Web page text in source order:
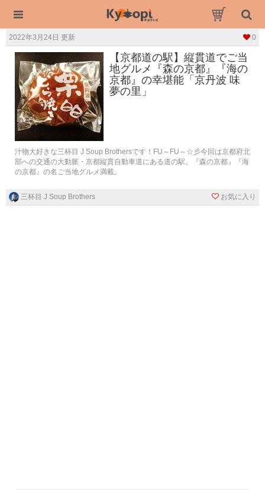
2022年3月24日 更新 0
【京都道の駅】縦貫道でご当
地グルメ『森の京都』『海の
京都』の幸堪能「京丹波 味
夢の里」
汁物大好きな三杯目 J Soup Brothersです！FU～FU～☆彡今回は京都府北
部への交通の大動脈・京都縦貫自動車道にある道の駅。『森の京都』『海
の京都』の名ご当地グルメ満載。
三杯目 J Soup Brothers お気に入り